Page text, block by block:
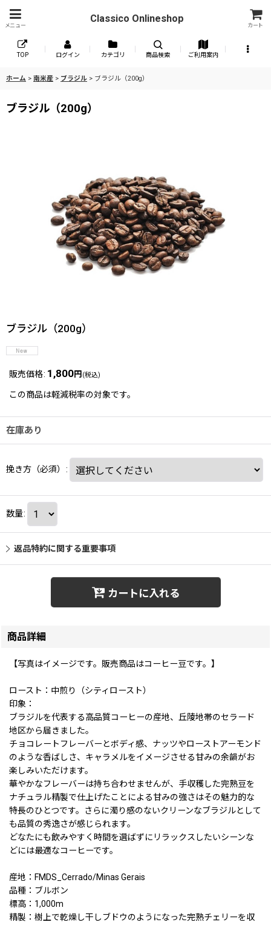
メニュー
Classico Onlineshop
カート
TOP ログイン カテゴリ 商品検索 ご利用案内
ホーム > 南米産 > ブラジル > ブラジル（200g）
ブラジル（200g）
ブラジル（200g）
販売価格: 1,800円 (税込)
この商品は軽減税率の対象です。
在庫あり
挽き方（必須） :
数量:
返品特約に関する重要事項
カートに入れる
商品詳細
【写真はイメージです。販売商品はコーヒー豆です。】
ロースト：中煎り（シティロースト）
印象：
ブラジルを代表する高品質コーヒーの産地、丘陵地帯のセラード
地区から届きました。
チョコレートフレーバーとボディ感、ナッツやローストアーモンド
のような香ばしさ、キャラメルをイメージさせる甘みの余韻がお
楽しみいただけます。
華やかなフレーバーは持ち合わせませんが、手収穫した完熟豆を
ナチュラル精製で仕上げたことによる甘みの強さはその魅力的な
特長のひとつです。さらに濁り感のないクリーンなブラジルとして
も品質の秀逸さが感じられます。
どなたにも飲みやすく時間を選ばずにリラックスしたいシーンな
どには最適なコーヒーです。
産地：FMDS_Cerrado/Minas Gerais
品種：ブルボン
標高：1,000m
精製：樹上で乾燥し干しブドウのようになった完熟チェリーを収